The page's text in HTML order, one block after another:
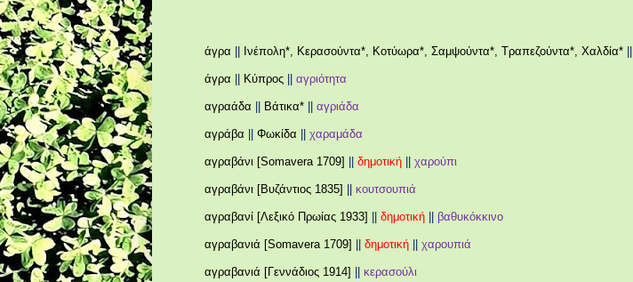
άγρα || Ινέπολη*, Κερασούντα*, Κοτύωρα*, Σαμψούντα*, Τραπεζούντα*, Χαλδία*||
άγρα || Κύπρος|| αγριότητα
αγραάδα || Βάτικα*|| αγριάδα
αγράβα || Φωκίδα || χαραμάδα
αγραβάνι [Somavera1709] || δημοτική|| χαρούπι
αγραβάνι [Βυζάντιος 1835] || κουτσουπιά
αγραβανί [Λεξικό Πρωίας 1933] || δημοτική|| βαθυκόκκινο
αγραβανιά [Somavera 1709] || δημοτική|| χαρουπιά
αγραβανιά [Γεννάδιος 1914] || κερασούλι